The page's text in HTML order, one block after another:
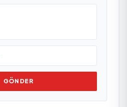
GÖNDER